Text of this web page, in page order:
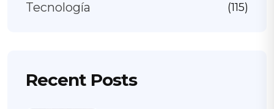
Tecnología (115)
Recent Posts